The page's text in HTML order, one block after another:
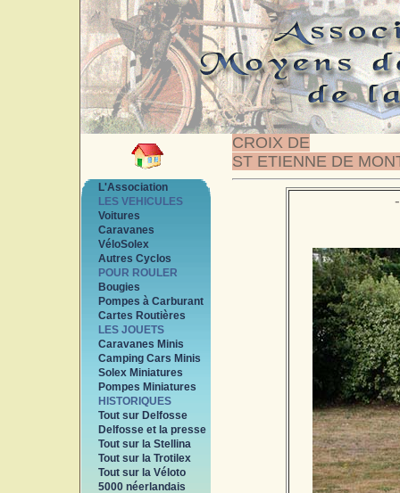
CROIX DE
ST ETIENNE DE
L'Association
LES VEHICULES
Voitures
Caravanes
VéloSolex
Autres Cyclos
POUR ROULER
Bougies
Pompes à Carburant
Cartes Routières
LES JOUETS
Caravanes Minis
Camping Cars Minis
Solex Miniatures
Pompes Miniatures
HISTORIQUES
Tout sur Delfosse
Delfosse et la presse
Tout sur la Stellina
Tout sur la Trotilex
Tout sur la Véloto
5000 néerlandais